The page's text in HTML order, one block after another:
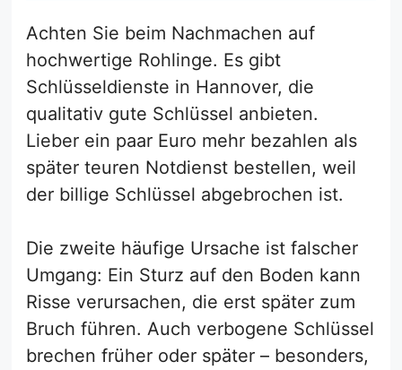
Achten Sie beim Nachmachen auf
hochwertige Rohlinge. Es gibt
Schlüsseldienste in Hannover, die
qualitativ gute Schlüssel anbieten.
Lieber ein paar Euro mehr bezahlen als
später teuren Notdienst bestellen, weil
der billige Schlüssel abgebrochen ist.
Die zweite häufige Ursache ist falscher
Umgang: Ein Sturz auf den Boden kann
Risse verursachen, die erst später zum
Bruch führen. Auch verbogene Schlüssel
brechen früher oder später – besonders,